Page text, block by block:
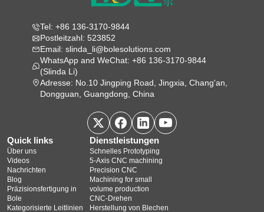
Tel: +86 136-3170-9844
Postleitzahl: 523852
Email: slinda_li@bolesolutions.com
WhatsApp and WeChat: +86 136-3170-9844
(Slinda Li)
Adresse: No.10 Jingping Road, Jingxia, Chang'an,
Dongguan, Guangdong, China
Quick links
Über uns
Videos
Nachrichten
Blog
Präzisionsfertigung in
Bole
Kategorisierte Leitlinien
Dienstleistungen
Schnelles Prototyping
5‑Axis CNC machining
Precision CNC
Machining for small
volume production
CNC-Drehen
Herstellung von Blechen